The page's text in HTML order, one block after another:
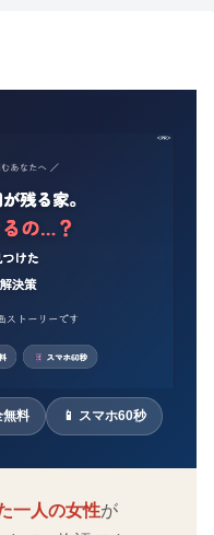
無料 📱 スマホ60秒
一人の女性が